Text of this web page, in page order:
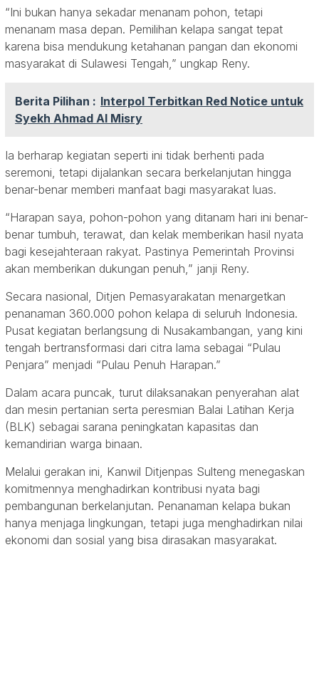
“Ini bukan hanya sekadar menanam pohon, tetapi
menanam masa depan. Pemilihan kelapa sangat tepat
karena bisa mendukung ketahanan pangan dan ekonomi
masyarakat di Sulawesi Tengah,” ungkap Reny.
Berita Pilihan : Interpol Terbitkan Red Notice untuk
Syekh Ahmad Al Misry
Ia berharap kegiatan seperti ini tidak berhenti pada
seremoni, tetapi dijalankan secara berkelanjutan hingga
benar-benar memberi manfaat bagi masyarakat luas.
“Harapan saya, pohon-pohon yang ditanam hari ini benar-
benar tumbuh, terawat, dan kelak memberikan hasil nyata
bagi kesejahteraan rakyat. Pastinya Pemerintah Provinsi
akan memberikan dukungan penuh,” janji Reny.
Secara nasional, Ditjen Pemasyarakatan menargetkan
penanaman 360.000 pohon kelapa di seluruh Indonesia.
Pusat kegiatan berlangsung di Nusakambangan, yang kini
tengah bertransformasi dari citra lama sebagai “Pulau
Penjara” menjadi “Pulau Penuh Harapan.”
Dalam acara puncak, turut dilaksanakan penyerahan alat
dan mesin pertanian serta peresmian Balai Latihan Kerja
(BLK) sebagai sarana peningkatan kapasitas dan
kemandirian warga binaan.
Melalui gerakan ini, Kanwil Ditjenpas Sulteng menegaskan
komitmennya menghadirkan kontribusi nyata bagi
pembangunan berkelanjutan. Penanaman kelapa bukan
hanya menjaga lingkungan, tetapi juga menghadirkan nilai
ekonomi dan sosial yang bisa dirasakan masyarakat.